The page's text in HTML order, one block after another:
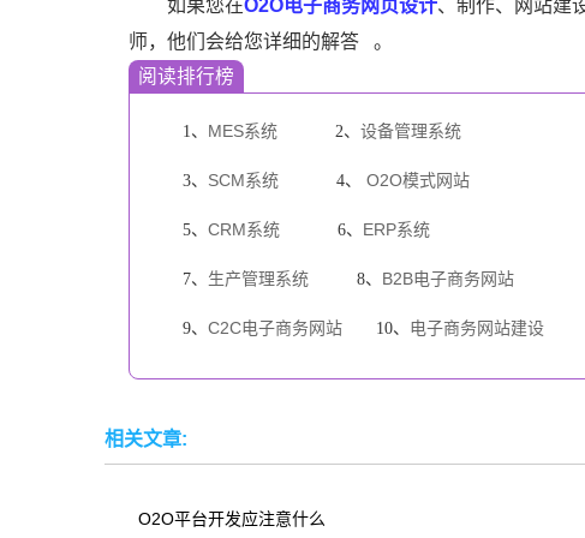
如果您在O2O电子商务网页设计、制作、网站建
师，他们会给您详细的解答
。
阅读排行榜
1、 MES系统 2、 设备管理系统
3、 SCM系统 4、 O2O模式网站
5、 CRM系统 6、 ERP系统
7、 生产管理系统 8、 B2B电子商务网站
9、 C2C电子商务网站 10、 电子商务网站建设
相关文章:
O2O平台开发应注意什么